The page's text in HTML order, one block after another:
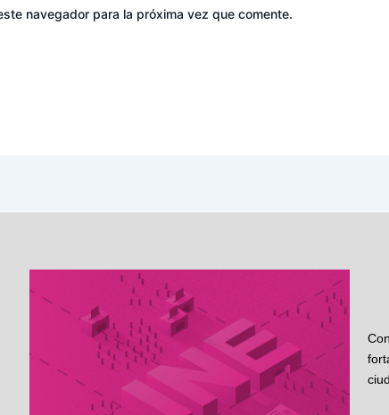
navegador para la próxima vez que comente.